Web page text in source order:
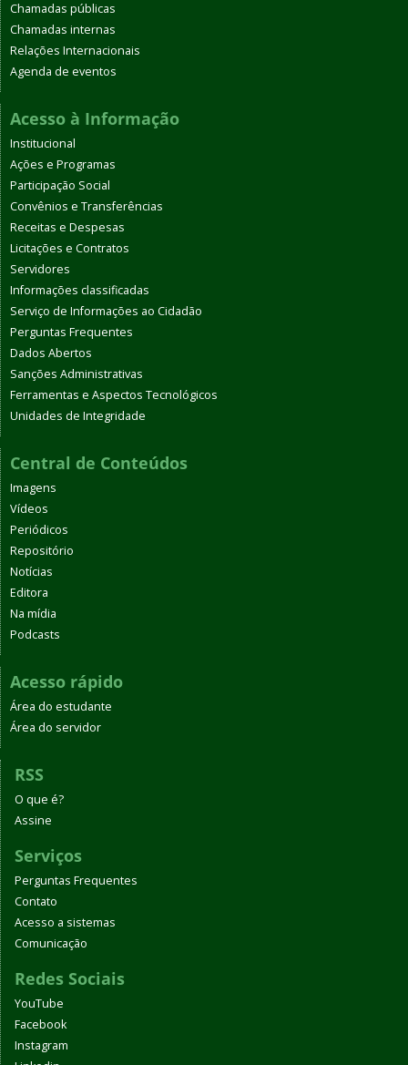
Chamadas públicas
Chamadas internas
Relações Internacionais
Agenda de eventos
Acesso à Informação
Institucional
Ações e Programas
Participação Social
Convênios e Transferências
Receitas e Despesas
Licitações e Contratos
Servidores
Informações classificadas
Serviço de Informações ao Cidadão
Perguntas Frequentes
Dados Abertos
Sanções Administrativas
Ferramentas e Aspectos Tecnológicos
Unidades de Integridade
Central de Conteúdos
Imagens
Vídeos
Periódicos
Repositório
Notícias
Editora
Na mídia
Podcasts
Acesso rápido
Área do estudante
Área do servidor
RSS
O que é?
Assine
Serviços
Perguntas Frequentes
Contato
Acesso a sistemas
Comunicação
Redes Sociais
YouTube
Facebook
Instagram